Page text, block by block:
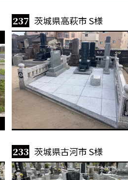
237 茨城県高萩市 S様
233 茨城県古河市 S様